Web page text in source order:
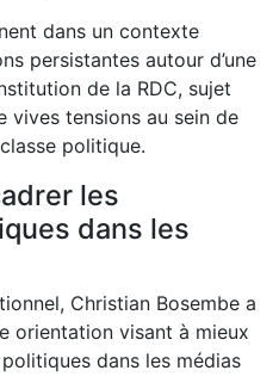
dans un contexte
persistantes autour d’une
de la RDC, sujet
vives tensions au sein de
politique.
les
dans les
Christian Bosembe a
orientation visant à mieux
dans les médias